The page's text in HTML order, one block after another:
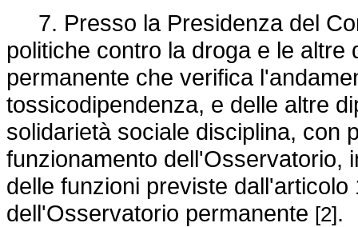
7. Presso la Presidenza del
politiche contro la droga e le
permanente che verifica
tossicodipendenza, e delle altre
solidarietà sociale disciplina, con
funzionamento dell'Osservatorio,
delle funzioni previste
dell'Osservatorio permanente [2].